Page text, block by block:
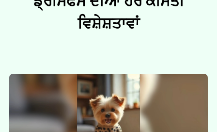
ਵਿਸ਼ੇਸ਼ਤਾਵਾਂ